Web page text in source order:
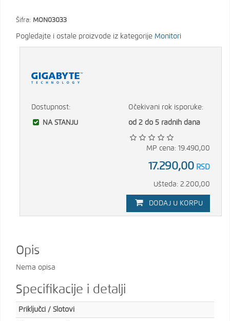
Šifra: MON03033
Pogledajte i ostale proizvode iz kategorije Monitori
Dostupnost:
NA STANJU
Očekivani rok isporuke:
od 2 do 5 radnih dana
MP cena: 19.490,00
17.290,00 RSD
Ušteda: 2.200,00
DODAJ U KORPU
Opis
Nema opisa
Specifikacije i detalji
Priključci / Slotovi